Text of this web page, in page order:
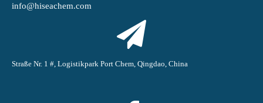
info@hiseachem.com
Straße Nr. 1 #, Logistikpark Port Chem, Qingdao, China